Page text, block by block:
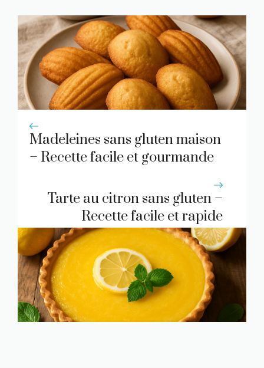
Madeleines sans gluten maison
– Recette facile et gourmande
Tarte au citron sans gluten –
Recette facile et rapide